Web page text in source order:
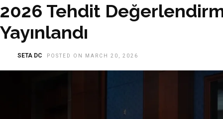
2026 Tehdit
Yayınlandı
SETA DC POSTED ON MARCH 20, 2026